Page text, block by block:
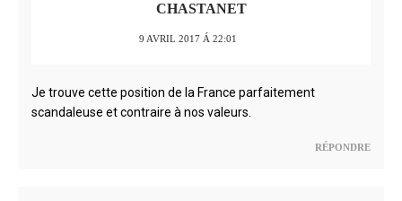
CHASTANET
9 AVRIL 2017 Á 22:01
Je trouve cette position de la France parfaitement
scandaleuse et contraire à nos valeurs.
RÉPONDRE